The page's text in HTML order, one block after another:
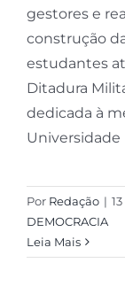
gestores e
construção
estudantes
Ditadura
dedicada à
Universidade
Por Redação |
DEMOCRACIA
Leia Mais